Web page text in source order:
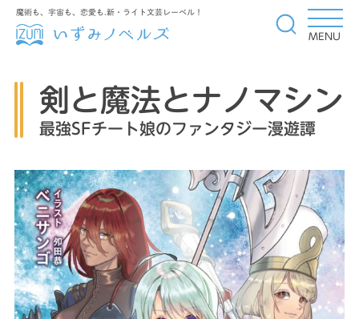
MENU
魔術も、宇宙も、恋愛も.新・ライト文芸レーベル！
剣と魔法とナノマシン
最強SFチート娘のファンタジー漫遊譚